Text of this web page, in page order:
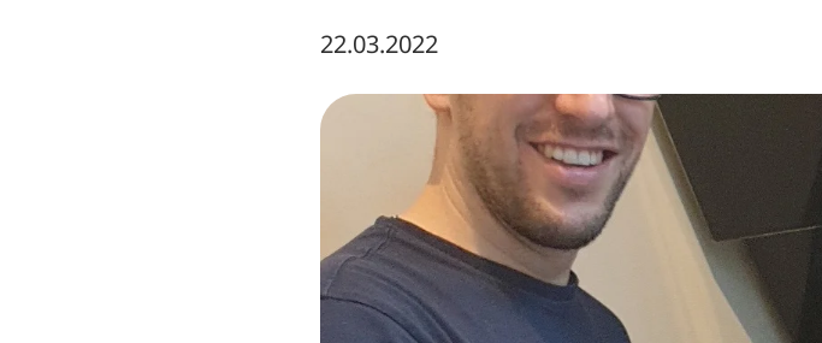
22.03.2022